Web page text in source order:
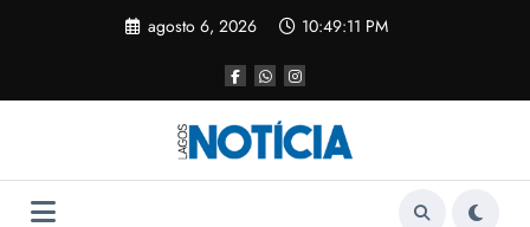
agosto 6, 2026 10:49:11 PM